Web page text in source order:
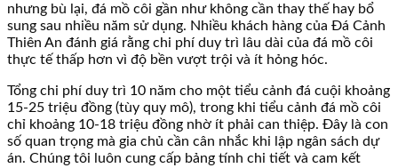
nhưng bù lại, đá mồ côi gần như không cần thay thế hay bổ
sung sau nhiều năm sử dụng. Nhiều khách hàng của Đá Cảnh
Thiên An đánh giá rằng chi phí duy trì lâu dài của đá mồ côi
thực tế thấp hơn vì độ bền vượt trội và ít hỏng hóc.
Tổng chi phí duy trì 10 năm cho một tiểu cảnh đá cuội khoảng
15-25 triệu đồng (tùy quy mô), trong khi tiểu cảnh đá mồ côi
chỉ khoảng 10-18 triệu đồng nhờ ít phải can thiệp. Đây là con
số quan trọng mà gia chủ cần cân nhắc khi lập ngân sách dự
án. Chúng tôi luôn cung cấp bảng tính chi tiết và cam kết